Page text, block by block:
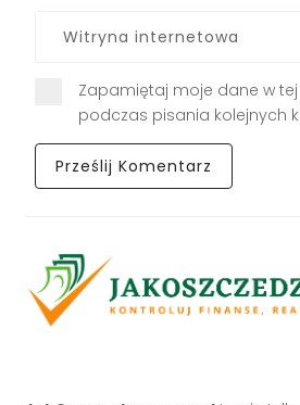
Zapamiętaj moje dane w
podczas pisania kolejnych